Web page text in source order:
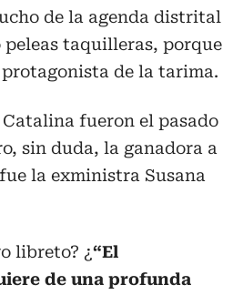
de la agenda distrital
peleas taquilleras, porque
protagonista de la tarima.
fueron el pasado
sin duda, la ganadora a
la exministra Susana
libreto? ¿“El
de una profunda